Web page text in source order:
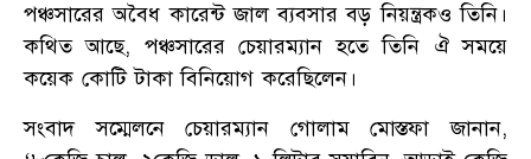
পঞ্চসারের অবৈধ কারেন্ট জাল ব্যবসার বড় নিয়ন্ত্রকও তিনি।
কথিত আছে, পঞ্চসারের চেয়ারম্যান হতে তিনি ঐ সময়ে
কয়েক কোটি টাকা বিনিয়োগ করেছিলেন।
সংবাদ সম্মেলনে চেয়ারম্যান গোলাম মোস্তফা জানান,